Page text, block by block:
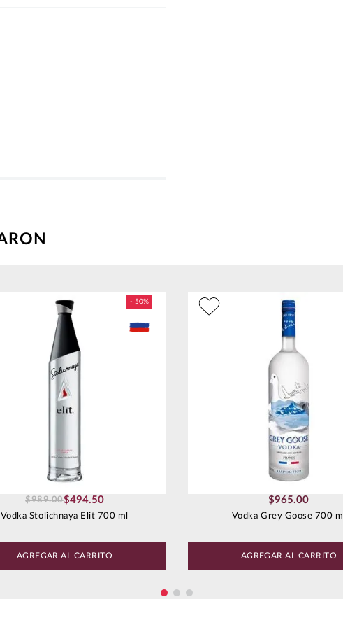
$494.50
$989.00
Vodka Stolichnaya Elit 700 ml
AGREGAR AL CARRITO
$965.00
Vodka Grey Goose 700 ml
AGREGAR AL CARRITO